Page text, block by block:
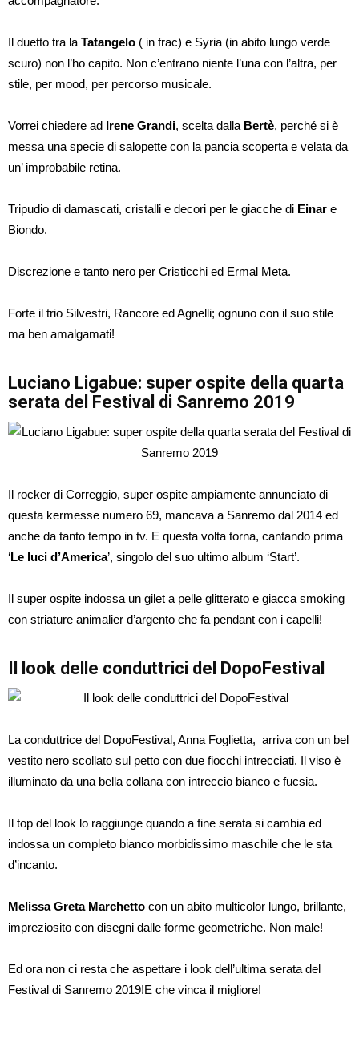
Il duetto tra la Tatangelo ( in frac) e Syria (in abito lungo verde
scuro) non l’ho capito. Non c’entrano niente l’una con l’altra, per
stile, per mood, per percorso musicale.
Vorrei chiedere ad Irene Grandi, scelta dalla Bertè, perché si è
messa una specie di salopette con la pancia scoperta e velata da
un’ improbabile retina.
Tripudio di damascati, cristalli e decori per le giacche di Einar e
Biondo.
Discrezione e tanto nero per Cristicchi ed Ermal Meta.
Forte il trio Silvestri, Rancore ed Agnelli; ognuno con il suo stile
ma ben amalgamati!
Luciano Ligabue: super ospite della quarta
serata del Festival di Sanremo 2019
Il rocker di Correggio, super ospite ampiamente annunciato di
questa kermesse numero 69, mancava a Sanremo dal 2014 ed
anche da tanto tempo in tv. E questa volta torna, cantando prima
‘Le luci d’America’, singolo del suo ultimo album ‘Start’.
Il super ospite indossa un gilet a pelle glitterato e giacca smoking
con striature animalier d’argento che fa pendant con i capelli!
Il look delle conduttrici del DopoFestival
La conduttrice del DopoFestival, Anna Foglietta, arriva con un bel
vestito nero scollato sul petto con due fiocchi intrecciati. Il viso è
illuminato da una bella collana con intreccio bianco e fucsia.
Il top del look lo raggiunge quando a fine serata si cambia ed
indossa un completo bianco morbidissimo maschile che le sta
d’incanto.
Melissa Greta Marchetto con un abito multicolor lungo, brillante,
impreziosito con disegni dalle forme geometriche. Non male!
Ed ora non ci resta che aspettare i look dell’ultima serata del
Festival di Sanremo 2019!E che vinca il migliore!